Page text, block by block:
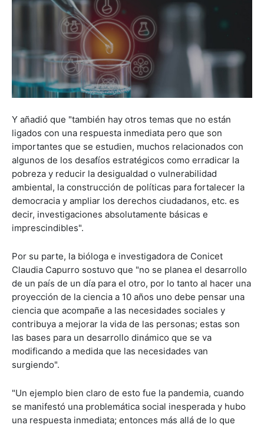
Y añadió que "también hay otros temas que no están
ligados con una respuesta inmediata pero que son
importantes que se estudien, muchos relacionados con
algunos de los desafíos estratégicos como erradicar la
pobreza y reducir la desigualdad o vulnerabilidad
ambiental, la construcción de políticas para fortalecer la
democracia y ampliar los derechos ciudadanos, etc. es
decir, investigaciones absolutamente básicas e
imprescindibles".
Por su parte, la bióloga e investigadora de Conicet
Claudia Capurro sostuvo que "no se planea el desarrollo
de un país de un día para el otro, por lo tanto al hacer una
proyección de la ciencia a 10 años uno debe pensar una
ciencia que acompañe a las necesidades sociales y
contribuya a mejorar la vida de las personas; estas son
las bases para un desarrollo dinámico que se va
modificando a medida que las necesidades van
surgiendo".
"Un ejemplo bien claro de esto fue la pandemia, cuando
se manifestó una problemática social inesperada y hubo
una respuesta inmediata; entonces más allá de lo que